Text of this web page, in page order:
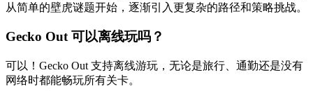
从简单的壁虎谜题开始，逐渐引入更复杂的路径和策略挑战。
Gecko Out 可以离线玩吗？
可以！Gecko Out 支持离线游玩，无论是旅行、通勤还是没有
网络时都能畅玩所有关卡。